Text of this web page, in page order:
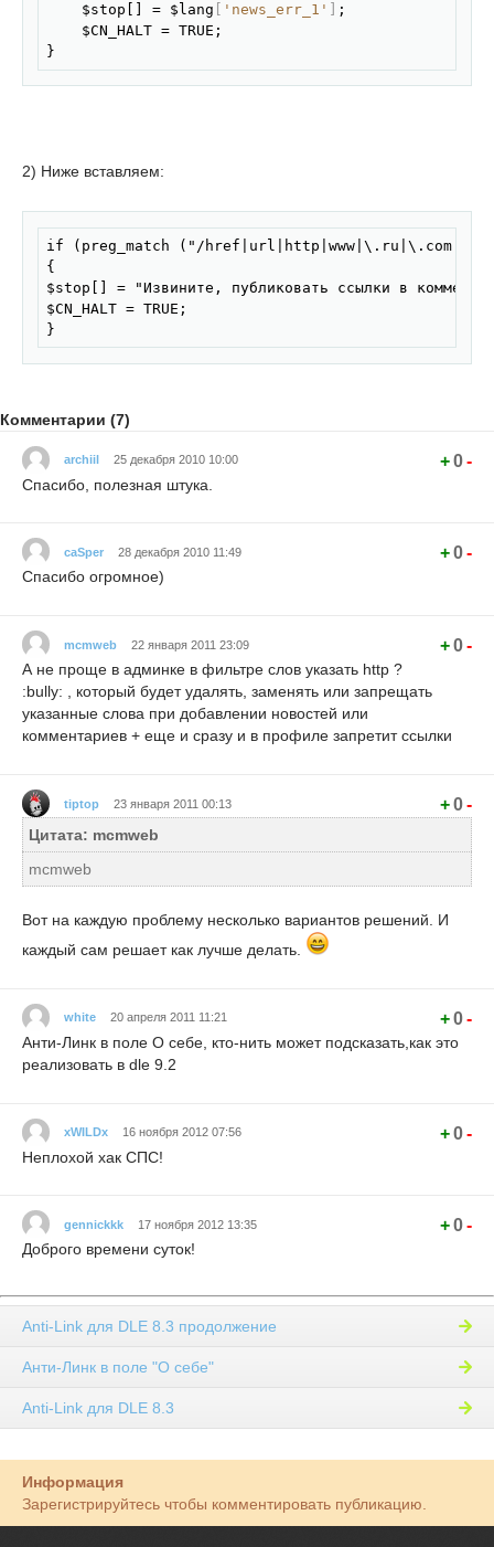
    $stop[] = $lang
'news_err_1'
;
    $CN_HALT = TRUE;
}
2) Ниже вставляем:
if (preg_match ("/
{
$stop[] = "Извините, публиковать ссылки в
$CN_HALT = TRUE;
}
Комментарии (7)
archiil 25 декабря 2010 10:00 +0-
Спасибо, полезная штука.
caSper 28 декабря 2010 11:49 +0-
Спасибо огромное)
mcmweb 22 января 2011 23:09 +0-
А не проще в админке в фильтре слов указать http ?
:bully: , который будет удалять, заменять или запрещать
указанные слова при добавлении новостей или
комментариев + еще и сразу и в профиле запретит ссылки
tiptop 23 января 2011 00:13 +0-
Цитата: mcmweb
mcmweb
Вот на каждую проблему несколько вариантов решений. И
каждый сам решает как лучше делать.
white 20 апреля 2011 11:21 +0-
Анти-Линк в поле О себе, кто-нить может подсказать,как это
реализовать в dle 9.2
xWILDx 16 ноября 2012 07:56 +0-
Неплохой хак СПС!
gennickkk 17 ноября 2012 13:35 +0-
Доброго времени суток!
Anti-Link для DLE 8.3 продолжение
Анти-Линк в поле "О себе"
Anti-Link для DLE 8.3
Информация
Зарегистрируйтесь чтобы комментировать публикацию.